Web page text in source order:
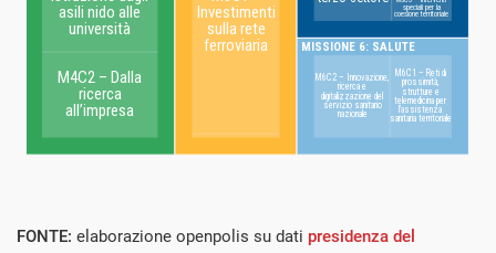
FONTE: elaborazione openpolis su dati presidenza del